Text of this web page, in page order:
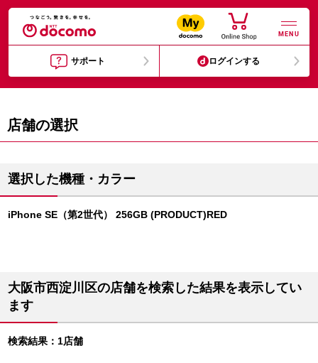
MENU
サポート ログインする
店舗の選択
選択した機種・カラー
iPhone SE（第2世代） 256GB (PRODUCT)RED
大阪市西淀川区の店舗を検索した結果を表示してい
ます
検索結果：1店舗